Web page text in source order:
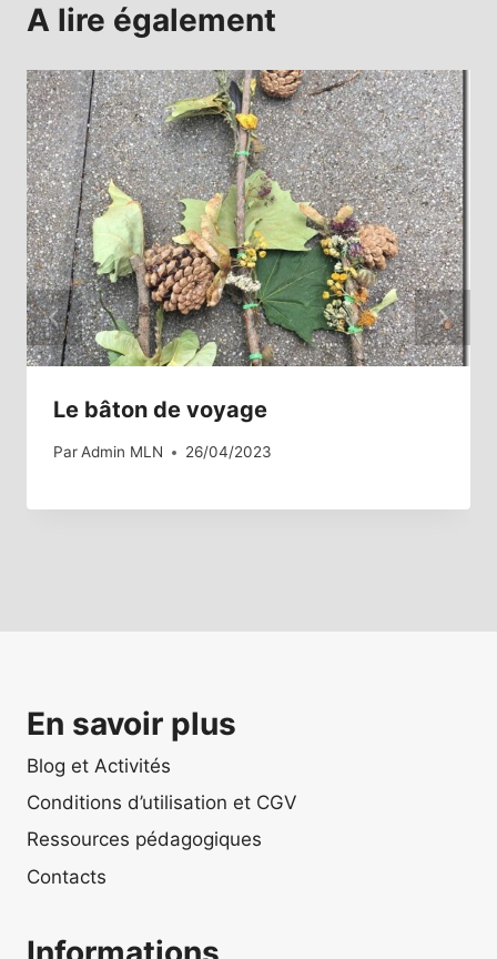
A lire également
Le bâton de voyage
ParAdmin MLN 26/04/2023
En savoir plus
Blog et Activités
Conditions d’utilisation et CGV
Ressources pédagogiques
Contacts